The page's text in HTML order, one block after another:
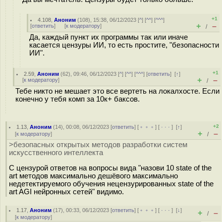
4.108 ,Аноним (108), 15:38, 06/12/2023 [^] [^^] [^^^]
[ответить] [к модератору]
+1
+ / –
Да, каждый пункт их программы так или иначе
касается цензуры ИИ, то есть простите, "безопасности
ИИ".
2.59 ,Аноним (62), 09:46, 06/12/2023 [^] [^^] [^^^] [ответить][↑]
[к модератору]
+1
+ / –
Тебе никто не мешает это все вертеть на локалхосте. Если
конечно у тебя комп за 10к+ баксов.
1.13 ,Аноним (14), 00:08, 06/12/2023 [ответить] [ ﹢﹢﹢] [ · · ·][↑]
[к модератору]
+2
+ / –
>безопасных открытых методов разработки систем
искусственного интеллекта
С цензурой ответов на вопросы вида "назови 10 state of the
art методов максимально дешёвого максимально
недетектируемого обучения нецензурированных state of the
art AGI нейронных сетей" видимо.
1.17 ,Аноним (17), 00:33, 06/12/2023 [ответить] [ ﹢﹢﹢] [ · · ·][↓]
[к модератору] + / –